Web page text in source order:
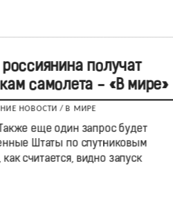
россиянина получат
самолета - «В мире»
НОВОСТИ / В МИРЕ
еще один запрос будет
Штаты по спутниковым
считается, видно запуск